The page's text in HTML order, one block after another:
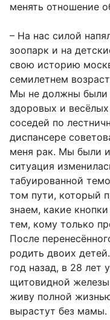
менять отношение
– На нас силой
зоопарк и на
свою историю
семилетнем
Мы не должны были
здоровых и
соседей по
диспансере
меня рак. Мы были
ситуация
табуированной
том пути, который
знаем, какие
тем, кому только
После
родить двоих
год назад, в 28 лет
щитовидной
живу полной
вырастут без мамы.